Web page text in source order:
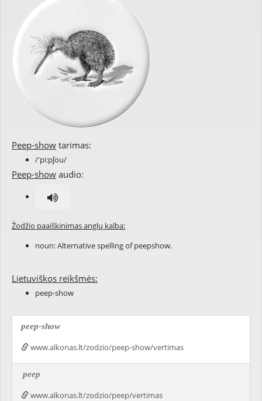
Peep-show tarimas:
/'pi:pʃou/
Peep-show audio:
Žodžio paaiškinimas anglų kalba:
noun: Alternative spelling ofpeepshow.
Lietuviškos reikšmės:
peep-show
peep-show
www.alkonas.lt/zodzio/peep-show/vertimas
peep
www.alkonas.lt/zodzio/peep/vertimas